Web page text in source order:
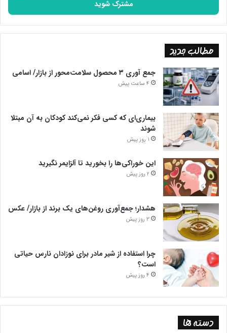
وارد
کنید
مطالب جدید
جمع آوری ۳ محصول سلامت‌محور از بازار/ اسامی
4 ساعت پیش
بیماری‌ای که کسی فکر نمی‌کند کودکان به آن مبتلا
شوند
1 روز پیش
این خوراکی‌ها را بخورید تا آلزایمر نگیرید
2 روز پیش
هشدار؛ جمع‌آوری روغن‌های یک برند از بازار/ عکس
3 روز پیش
چرا استفاده از شیر مادر برای نوزادان نارس حیاتی
است؟
4 روز پیش
دسته ها